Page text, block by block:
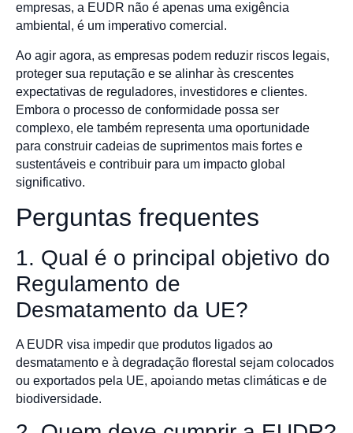
empresas, a EUDR não é apenas uma exigência
ambiental, é um imperativo comercial.
Ao agir agora, as empresas podem reduzir riscos legais,
proteger sua reputação e se alinhar às crescentes
expectativas de reguladores, investidores e clientes.
Embora o processo de conformidade possa ser
complexo, ele também representa uma oportunidade
para construir cadeias de suprimentos mais fortes e
sustentáveis e contribuir para um impacto global
significativo.
Perguntas frequentes
1. Qual é o principal objetivo do
Regulamento de
Desmatamento da UE?
A EUDR visa impedir que produtos ligados ao
desmatamento e à degradação florestal sejam colocados
ou exportados pela UE, apoiando metas climáticas e de
biodiversidade.